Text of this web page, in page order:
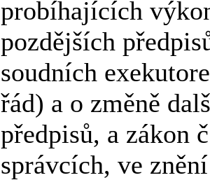
probíhajících
pozdějších
soudních
řád) a o změně
předpisů, a zákon
správcích, ve